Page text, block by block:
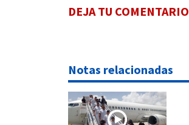
DEJA TU COMENTARIO
Notas relacionadas